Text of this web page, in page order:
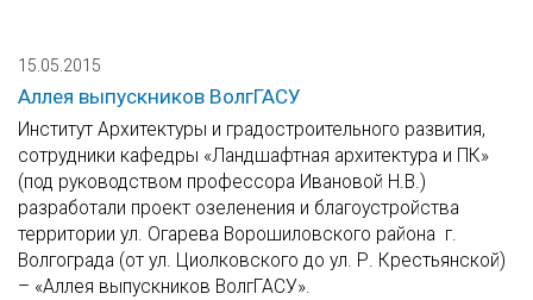
15.05.2015
Аллея выпускников ВолгГАСУ
Институт Архитектуры и градостроительного развития,
сотрудники кафедры «Ландшафтная архитектура и ПК»
(под руководством профессора Ивановой Н.В.)
разработали проект озеленения и благоустройства
территории ул. Огарева Ворошиловского района г.
Волгограда (от ул. Циолковского до ул. Р. Крестьянской)
– «Аллея выпускников ВолгГАСУ».